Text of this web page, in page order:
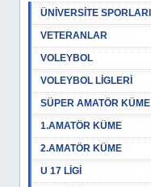
ÜNİVERSİTE SPORLARI
VETERANLAR
VOLEYBOL
VOLEYBOL LİGLERİ
SÜPER AMATÖR KÜME
1.AMATÖR KÜME
2.AMATÖR KÜME
U 17 LİGİ